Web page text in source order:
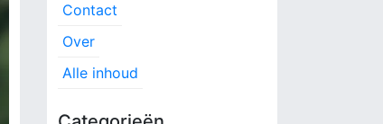
Contact
Over
Alle inhoud